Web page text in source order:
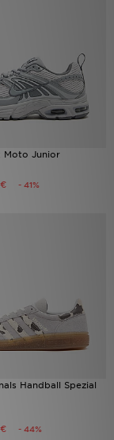
Moto Junior
- 41%
Handball Spezial
- 44%